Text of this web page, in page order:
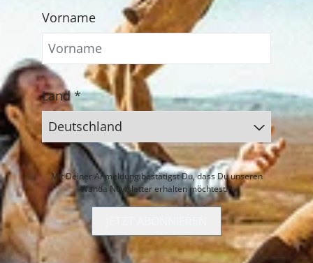
Vorname
Land *
Mit Deiner Anmeldung bestätigst Du, dass Du unseren
Wanda Newsletter erhalten möchtest.*